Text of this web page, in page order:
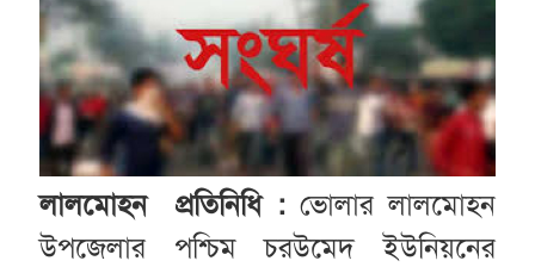
লালমোহন প্রতিনিধি :ভোলার লালমোহন
উপজেলার পশ্চিম চরউমেদ ইউনিয়নের